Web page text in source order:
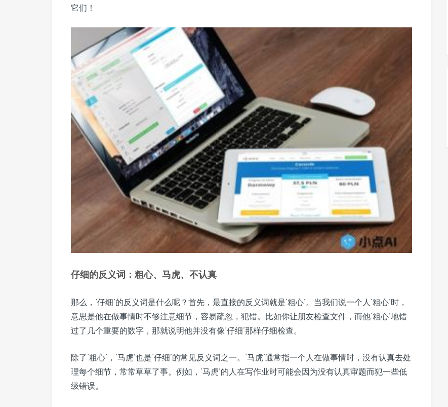
它们！
仔细的反义词：粗心、马虎、不认真
那么，‘仔细’的反义词是什么呢？首先，最直接的反义词就是‘粗心’。当我们说一个人‘粗心’时，
意思是他在做事情时不够注意细节，容易疏忽，犯错。比如你让朋友检查文件，而他‘粗心’地错
过了几个重要的数字，那就说明他并没有像‘仔细’那样仔细检查。
除了‘粗心’，‘马虎’也是‘仔细’的常见反义词之一。‘马虎’通常指一个人在做事情时，没有认真去处
理每个细节，常常草草了事。例如，‘马虎’的人在写作业时可能会因为没有认真审题而犯一些低
级错误。